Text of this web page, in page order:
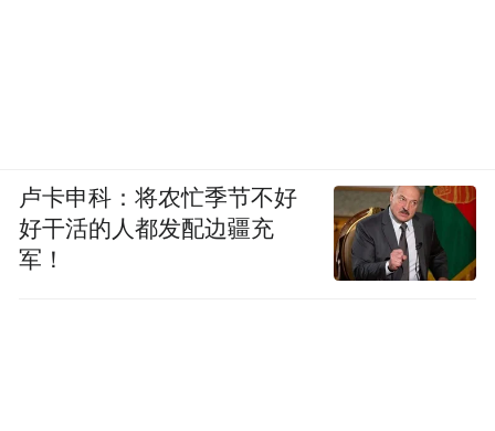
卢卡申科：将农忙季节不好
好干活的人都发配边疆充
军！